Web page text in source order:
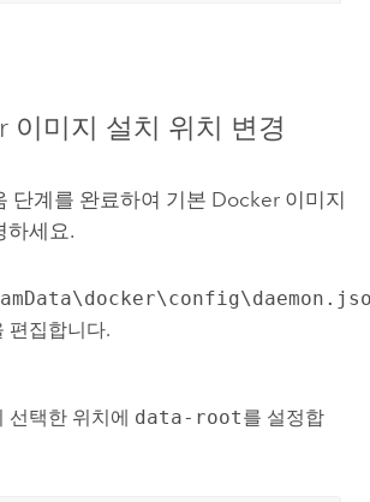
이미지 설치 위치 변경
단계를 완료하여 기본 Docker이미지
하세요.
편집합니다.
선택한 위치에 data-root를 설정합